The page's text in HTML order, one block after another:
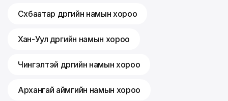
Сүхбаатар дүүргийн намын хороо
Хан-Уул дүүргийн намын хороо
Чингэлтэй дүүргийн намын хороо
Архангай аймгийн намын хороо